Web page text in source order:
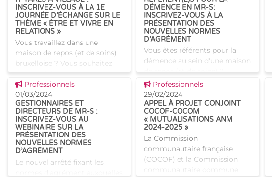
INSCRIVEZ-VOUS À LA 1E
JOURNÉE D’ÉCHANGE SUR LE
THÈME « ÊTRE ET VIVRE EN
RELATIONS »
Vous travaillez dans une
maison de repos (et de soins)
bruxelloise ? Vous souhaitez
vous enrichir des pratiques
innovantes appliquées dans
d'autres maisons de repos ?
Dans le cadre du dispositif
DÉMENCE EN MR-S:
INSCRIVEZ-VOUS À LA
PRÉSENTATION DES
NOUVELLES NORMES
D’AGRÉMENT
Vous êtes référents pour la
démence au sein d'une maison
de repos (et de soins) ?
Inscrivez-vous à la
présentation des nouvelles
normes d'agrément qui
touchent directement les
référents p
Voir cette news
Professionnels
01/03/2024
GESTIONNAIRES ET
DIRECTEURS DE MR-S :
INSCRIVEZ-VOUS AU
WEBINAIRE SUR LA
PRÉSENTATION DES
NOUVELLES NORMES
D’AGRÉMENT
Le nouvel arrêté fixant les
Voir cette news
Professionnels
29/02/2024
APPEL À PROJET CONJOINT
COCOF-COCOM
« MUTUALISATIONS ANM
2024-2025 »
La Commission
communautaire française
(COCOF) et la Commission